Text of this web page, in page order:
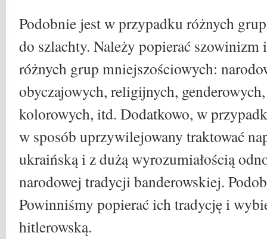
Podobnie jest w przypadku różnych
do szlachty. Należy popierać szowinizm
różnych grup mniejszościowych:
obyczajowych, religijnych,
kolorowych, itd. Dodatkowo, w
w sposób uprzywilejowany traktować
ukraińską i z dużą wyrozumiałością
narodowej tradycji banderowskiej.
Powinniśmy popierać ich tradycję i
hitlerowską.